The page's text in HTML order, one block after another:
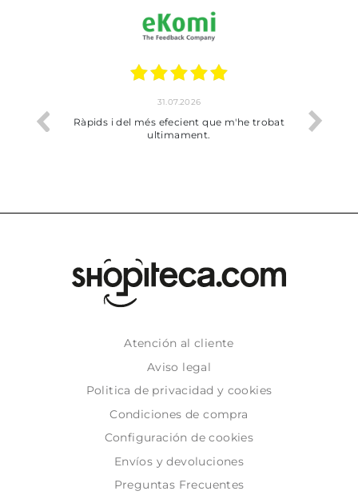
31.07.2026
Ràpids i del més efecient que m'he trobat
ultimament.
Atención al cliente
Aviso legal
Politica de privacidad y cookies
Condiciones de compra
Configuración de cookies
Envíos y devoluciones
Preguntas Frecuentes